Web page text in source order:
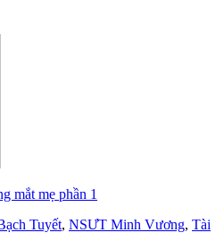
mắt mẹ phần 1
Tuyết, NSƯT Minh Vương, Tài